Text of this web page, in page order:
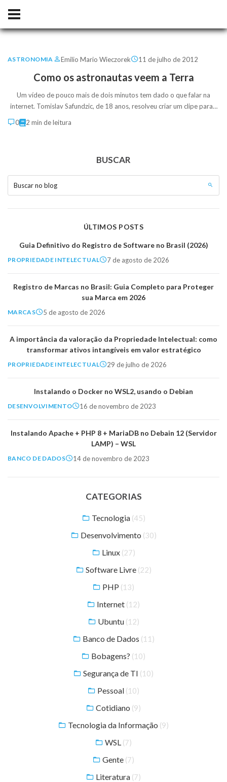
ASTRONOMIA Emilio Mario Wieczorek 11 de julho de 2012
Como os astronautas veem a Terra
Um vídeo de pouco mais de dois minutos tem dado o que falar na
internet. Tomislav Safundzic, de 18 anos, resolveu criar um clipe para…
0
2 min de leitura
BUSCAR
Buscar no blog
ÚLTIMOS POSTS
Guia Definitivo do Registro de Software no Brasil (2026)
PROPRIEDADE INTELECTUAL 7 de agosto de 2026
Registro de Marcas no Brasil: Guia Completo para Proteger
sua Marca em 2026
MARCAS 5 de agosto de 2026
A importância da valoração da Propriedade Intelectual: como
transformar ativos intangíveis em valor estratégico
PROPRIEDADE INTELECTUAL 29 de julho de 2026
Instalando o Docker no WSL2, usando o Debian
DESENVOLVIMENTO 16 de novembro de 2023
Instalando Apache + PHP 8 + MariaDB no Debain 12 (Servidor
LAMP) – WSL
BANCO DE DADOS 14 de novembro de 2023
CATEGORIAS
Tecnologia (45)
Desenvolvimento (30)
Linux (27)
Software Livre (22)
PHP (13)
Internet (12)
Ubuntu (12)
Banco de Dados (11)
Bobagens? (10)
Segurança de TI (10)
Pessoal (10)
Cotidiano (9)
Tecnologia da Informação (9)
WSL (7)
Gente (7)
Literatura (7)